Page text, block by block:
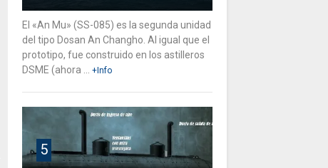
El «An Mu» (SS-085) es la segunda unidad
del tipo Dosan An Changho. Al igual que el
prototipo, fue construido en los astilleros
DSME (ahora ...
+Info
5